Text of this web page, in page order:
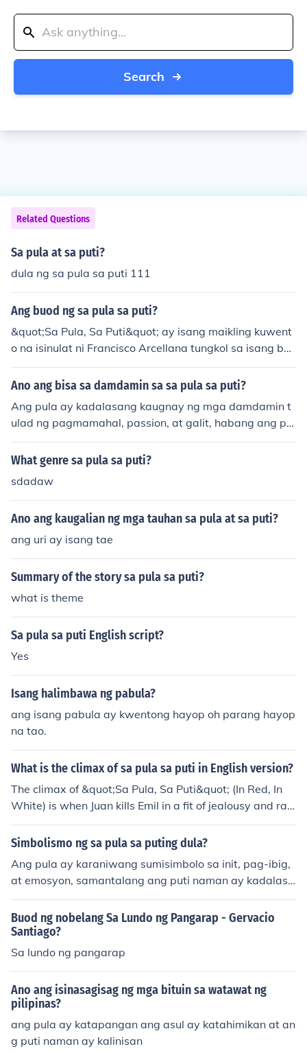
Search
Related Questions
Sa pula at sa puti?
dula ng sa pula sa puti 111
Ang buod ng sa pula sa puti?
&quot;Sa Pula, Sa Puti&quot; ay isang maikling kuwent
o na isinulat ni Francisco Arcellana tungkol sa isang ba
baeng napapaligiran ng mga ilalim ng lipunan. Kaugna
y nito, matutunghayan ang pagkukumpara ng puting d
kan at kahirapan. Sa huli, ipinapakita ang karahasan at
pangungulila na kinakaharap ng babaeng karakter.
Ano ang bisa sa damdamin sa sa pula sa puti?
Ang pula ay kadalasang kaugnay ng mga damdamin t
ulad ng pagmamahal, passion, at galit, habang ang pu
ti naman ay simbolo ng kapayapaan, kalinisan, at kabu
tihan. Sa pagsasama ng pula at puti, maaaring ipakita
kalmadong pag-iisip. Ang kombinasyon ng mga kulay n
a ito ay naglalarawan ng komplikadong kalikasan ng e
mosyon, na nag-uugnay sa mga positibong at negatibo
ng aspeto ng buhay.
What genre sa pula sa puti?
sdadaw
Ano ang kaugalian ng mga tauhan sa pula at sa puti?
ang uri ay isang tae
Summary of the story sa pula sa puti?
what is theme
Sa pula sa puti English script?
Yes
Isang halimbawa ng pabula?
ang isang pabula ay kwentong hayop oh parang hayop
na tao.
What is the climax of sa pula sa puti in English version?
The climax of &quot;Sa Pula, Sa Puti&quot; (In Red, In
White) is when Juan kills Emil in a fit of jealousy and rag
e, leading to the tragic end of their friendship. This pivot
al moment marks the peak of tension and conflict in the
Simbolismo ng sa pula sa puting dula?
Ang pula ay karaniwang sumisimbolo sa init, pag-ibig,
at emosyon, samantalang ang puti naman ay kadalasa
ng kumakatawan sa kalinisan, kabutihan, at katapata
n. Sa dula, maaaring maging tugma o salungatan ang
mga simbolong ito depende sa konteksto ng kuwento.
Buod ng nobelang Sa Lundo ng Pangarap - Gervacio
Santiago?
Sa lundo ng pangarap
Ano ang isinasagisag ng mga bituin sa watawat ng
pilipinas?
ang pula ay katapangan ang asul ay katahimikan at an
g puti naman ay kalinisan